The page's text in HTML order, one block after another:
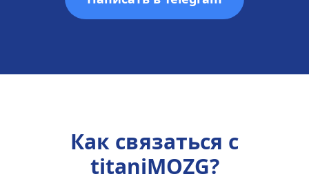
Как связаться с
titaniMOZG?